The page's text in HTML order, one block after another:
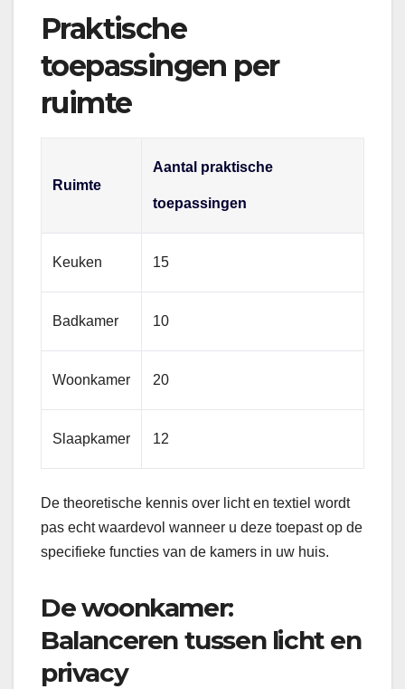
Praktische
toepassingen per
ruimte
Ruimte
Aantal praktische
toepassingen
Keuken 15
Badkamer 10
Woonkamer 20
Slaapkamer 12
De theoretische kennis over licht en textiel wordt
pas echt waardevol wanneer u deze toepast op de
specifieke functies van de kamers in uw huis.
De woonkamer:
Balanceren tussen licht en
privacy